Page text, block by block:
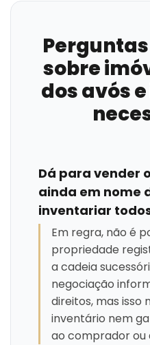
sobre
dos avós
Dá para vender
ainda em nome
inventariar
Em regra, não é
propriedade
a cadeia
negociação
direitos, mas isso
inventário nem
ao comprador ou